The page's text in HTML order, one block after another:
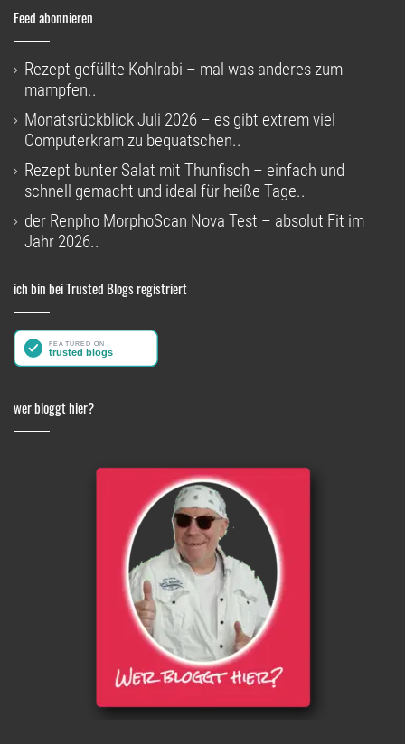
Feed abonnieren
Rezept gefüllte Kohlrabi – mal was anderes zum
mampfen..
Monatsrückblick Juli 2026 – es gibt extrem viel
Computerkram zu bequatschen..
Rezept bunter Salat mit Thunfisch – einfach und
schnell gemacht und ideal für heiße Tage..
der Renpho MorphoScan Nova Test – absolut Fit im
Jahr 2026..
ich bin bei Trusted Blogs registriert
wer bloggt hier?